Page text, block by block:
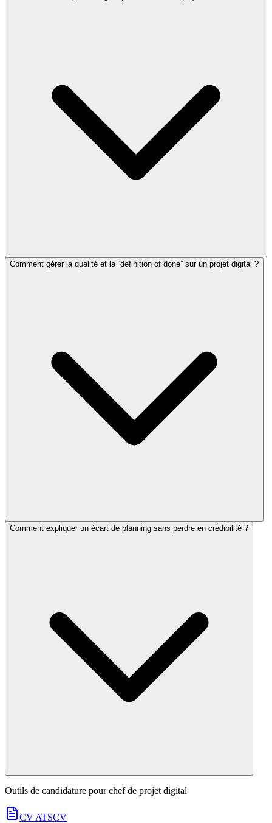
Comment gérer la qualité et la “definition of done” sur un projet digital ?
Comment expliquer un écart de planning sans perdre en crédibilité ?
Outils de candidature pourchef de projet digital
CV ATSCV